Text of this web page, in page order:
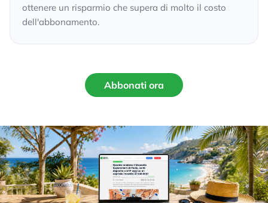
ottenere un risparmio che supera di molto il costo
dell'abbonamento.
Abbonati ora